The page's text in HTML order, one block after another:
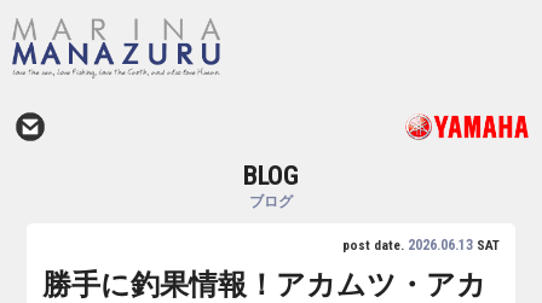
BLOG
ブログ
post date. 2026.06.13SAT
勝手に釣果情報！アカムツ・アカ